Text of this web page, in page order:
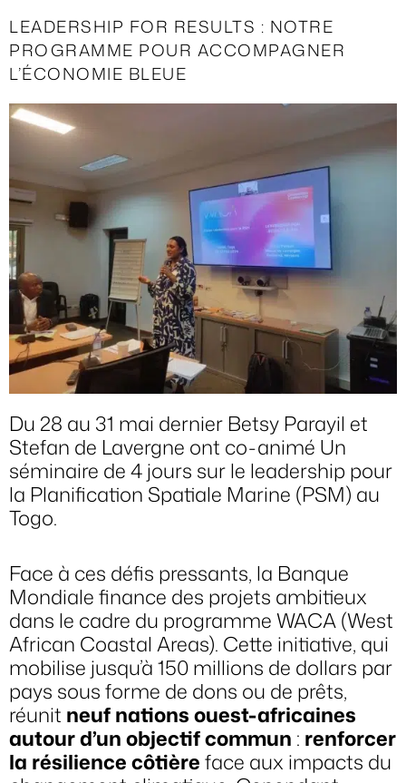
LEADERSHIP FOR RESULTS : NOTRE
PROGRAMME POUR ACCOMPAGNER
L’ÉCONOMIE BLEUE
Du 28 au 31 mai dernier Betsy Parayil et
Stefan de Lavergne ont co-animé Un
séminaire de 4 jours sur le leadership pour
la Planification Spatiale Marine (PSM) au
Togo.
Face à ces défis pressants, la Banque
Mondiale finance des projets ambitieux
dans le cadre du programme WACA (West
African Coastal Areas). Cette initiative, qui
mobilise jusqu’à 150 millions de dollars par
pays sous forme de dons ou de prêts,
réunit neuf nations ouest-africaines
autour d’un objectif commun : renforcer
la résilience côtièreface aux impacts du